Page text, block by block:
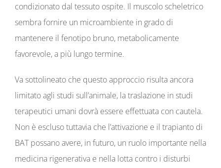
condizionato dal tessuto ospite. Il muscolo scheletrico
sembra fornire un microambiente in grado di
mantenere il fenotipo bruno, metabolicamente
favorevole, a più lungo termine.
Va sottolineato che questo approccio risulta ancora
limitato agli studi sull’animale, la traslazione in studi
terapeutici umani dovrà essere effettuata con cautela.
Non è escluso tuttavia che l’attivazione e il trapianto di
BAT possano avere, in futuro, un ruolo importante nella
medicina rigenerativa e nella lotta contro i disturbi